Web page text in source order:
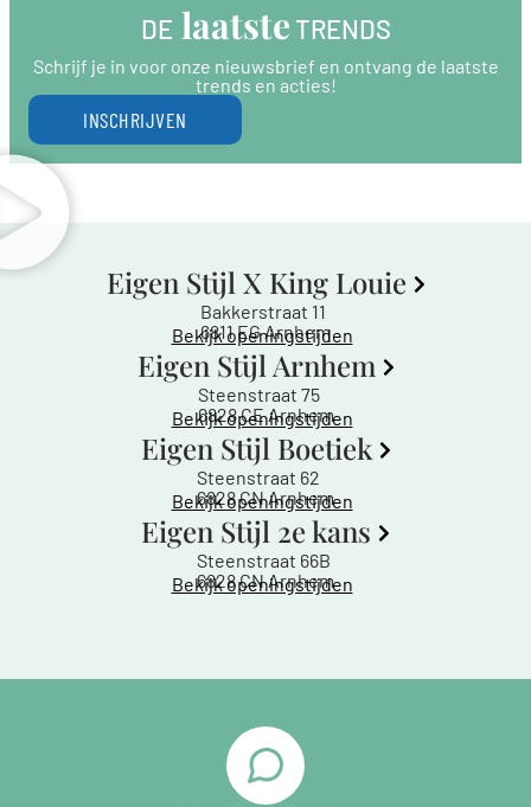
DE laatste TRENDS
Schrijf je in voor onze nieuwsbrief en ontvang de laatste
trends en acties!
INSCHRIJVEN
Eigen Stijl X King Louie
Bakkerstraat 11
6811 EG Arnhem
Bekijk openingstijden
Eigen Stijl Arnhem
Steenstraat 75
6828 CE Arnhem
Bekijk openingstijden
Eigen Stijl Boetiek
Steenstraat 62
6828 CN Arnhem
Bekijk openingstijden
Eigen Stijl 2e kans
Steenstraat 66B
6828 CN Arnhem
Bekijk openingstijden